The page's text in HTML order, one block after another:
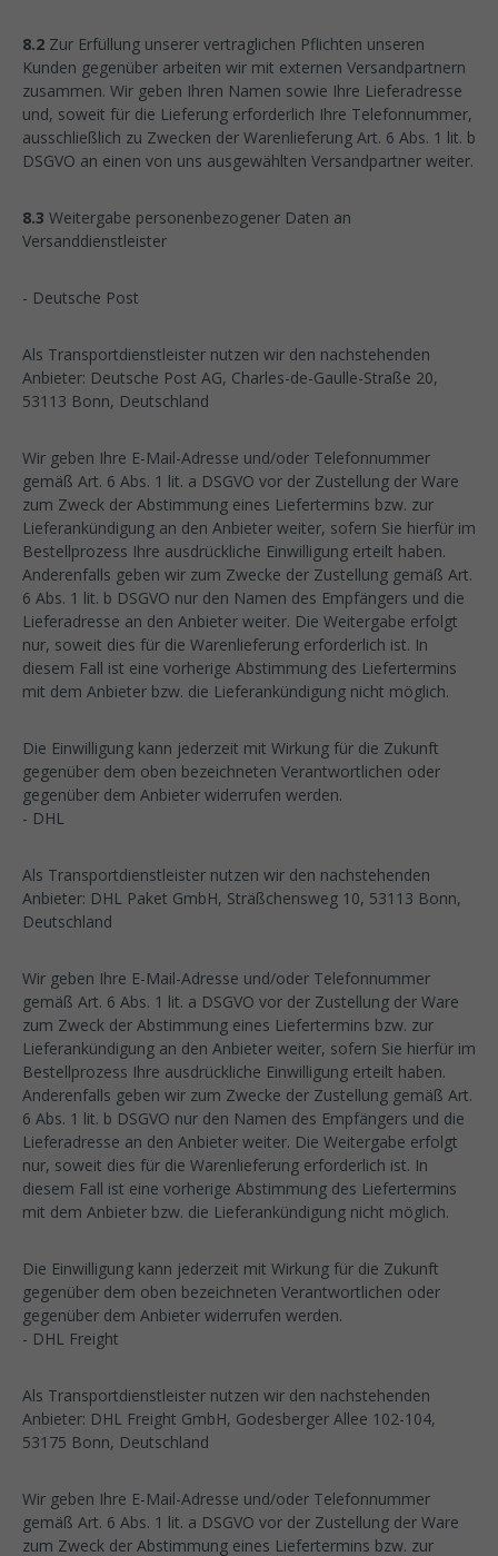
8.2 Zur Erfüllung unserer vertraglichen Pflichten unseren
Kunden gegenüber arbeiten wir mit externen Versandpartnern
zusammen. Wir geben Ihren Namen sowie Ihre Lieferadresse
und, soweit für die Lieferung erforderlich Ihre Telefonnummer,
ausschließlich zu Zwecken der Warenlieferung Art. 6 Abs. 1 lit. b
DSGVO an einen von uns ausgewählten Versandpartner weiter.
8.3 Weitergabe personenbezogener Daten an
Versanddienstleister
- Deutsche Post
Als Transportdienstleister nutzen wir den nachstehenden
Anbieter: Deutsche Post AG, Charles-de-Gaulle-Straße 20,
53113 Bonn, Deutschland
Wir geben Ihre E-Mail-Adresse und/oder Telefonnummer
gemäß Art. 6 Abs. 1 lit. a DSGVO vor der Zustellung der Ware
zum Zweck der Abstimmung eines Liefertermins bzw. zur
Lieferankündigung an den Anbieter weiter, sofern Sie hierfür im
Bestellprozess Ihre ausdrückliche Einwilligung erteilt haben.
Anderenfalls geben wir zum Zwecke der Zustellung gemäß Art.
6 Abs. 1 lit. b DSGVO nur den Namen des Empfängers und die
Lieferadresse an den Anbieter weiter. Die Weitergabe erfolgt
nur, soweit dies für die Warenlieferung erforderlich ist. In
diesem Fall ist eine vorherige Abstimmung des Liefertermins
mit dem Anbieter bzw. die Lieferankündigung nicht möglich.
Die Einwilligung kann jederzeit mit Wirkung für die Zukunft
gegenüber dem oben bezeichneten Verantwortlichen oder
gegenüber dem Anbieter widerrufen werden.
- DHL
Als Transportdienstleister nutzen wir den nachstehenden
Anbieter: DHL Paket GmbH, Sträßchensweg 10, 53113 Bonn,
Deutschland
Wir geben Ihre E-Mail-Adresse und/oder Telefonnummer
gemäß Art. 6 Abs. 1 lit. a DSGVO vor der Zustellung der Ware
zum Zweck der Abstimmung eines Liefertermins bzw. zur
Lieferankündigung an den Anbieter weiter, sofern Sie hierfür im
Bestellprozess Ihre ausdrückliche Einwilligung erteilt haben.
Anderenfalls geben wir zum Zwecke der Zustellung gemäß Art.
6 Abs. 1 lit. b DSGVO nur den Namen des Empfängers und die
Lieferadresse an den Anbieter weiter. Die Weitergabe erfolgt
nur, soweit dies für die Warenlieferung erforderlich ist. In
diesem Fall ist eine vorherige Abstimmung des Liefertermins
mit dem Anbieter bzw. die Lieferankündigung nicht möglich.
Die Einwilligung kann jederzeit mit Wirkung für die Zukunft
gegenüber dem oben bezeichneten Verantwortlichen oder
gegenüber dem Anbieter widerrufen werden.
- DHL Freight
Als Transportdienstleister nutzen wir den nachstehenden
Anbieter: DHL Freight GmbH, Godesberger Allee 102-104,
53175 Bonn, Deutschland
Wir geben Ihre E-Mail-Adresse und/oder Telefonnummer
gemäß Art. 6 Abs. 1 lit. a DSGVO vor der Zustellung der Ware
zum Zweck der Abstimmung eines Liefertermins bzw. zur